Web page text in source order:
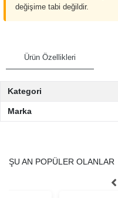
değişime tabi değildir.
Ürün Özellikleri
Kategori
Marka
ŞU AN POPÜLER OLANLAR